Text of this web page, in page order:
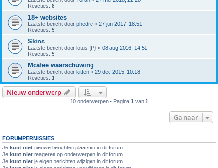
Reacties: 8
18+ websites
Laatste bericht door phedre « 27 jun 2017, 18:51
Reacties: 5
Skins
Laatste bericht door lotus {P} « 08 aug 2016, 14:51
Reacties: 5
Mcafee waarschuwing
Laatste bericht door kitten « 29 dec 2015, 10:18
Reacties: 1
Nieuw onderwerp
10 onderwerpen • Pagina 1 van 1
Ga naar
FORUMPERMISSIES
Je kunt niet nieuwe berichten plaatsen in dit forum
Je kunt niet reageren op onderwerpen in dit forum
Je kunt niet je eigen berichten wijzigen in dit forum